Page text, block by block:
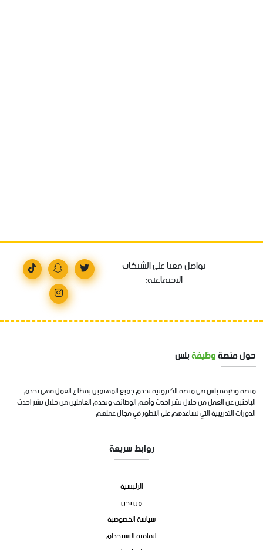
تواصل معنا على الشبكات
الاجتماعية:
حول منصةوظيفةبلس
منصة وظيفة بلس هي منصة الكترونية تخدم جميع المهتمين بقطاع العمل فهي تخدم
الباحثين عن العمل من خلال نشر احدث وأهم الوظائف وتخدم العاملين من خلال نشر احدث
الدورات التدريبية التي تساعدهم على التطور في مجال عملهم
روابط سريعة
الرئيسية
من نحن
سياسة الخصوصية
اتفاقية الاستخدام